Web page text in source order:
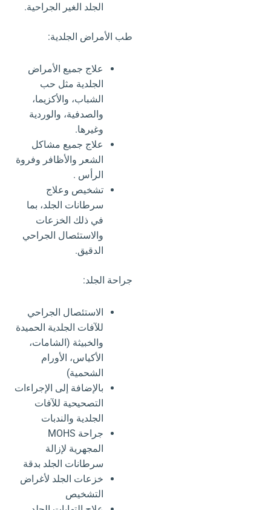
الجلد الغير الجراحية.
طب الأمراض الجلدية:
‏علاج جميع الأمراض
الجلدية مثل حب
الشباب، والأكزيما،
والصدفية، والوردية
وغيرها.
علاج جميع مشاكل
الشعر والأظافر وفروة
الرأس .
تشخيص وعلاج
سرطانات الجلد، بما
في ذلك الخزعات
والاستئصال الجراحي
الدقيق.
جراحة الجلد:
الاستئصال الجراحي
للآفات الجلدية الحميدة
والخبيثة (الشامات،
الأكياس، الأورام
الشحمية)
بالإضافة إلى الإجراءات
التصحيحية للآفات
الجلدية والندبات
جراحة MOHS
المجهرية لإزالة
سرطانات الجلد بدقة
خزعات الجلد لأغراض
التشخيص